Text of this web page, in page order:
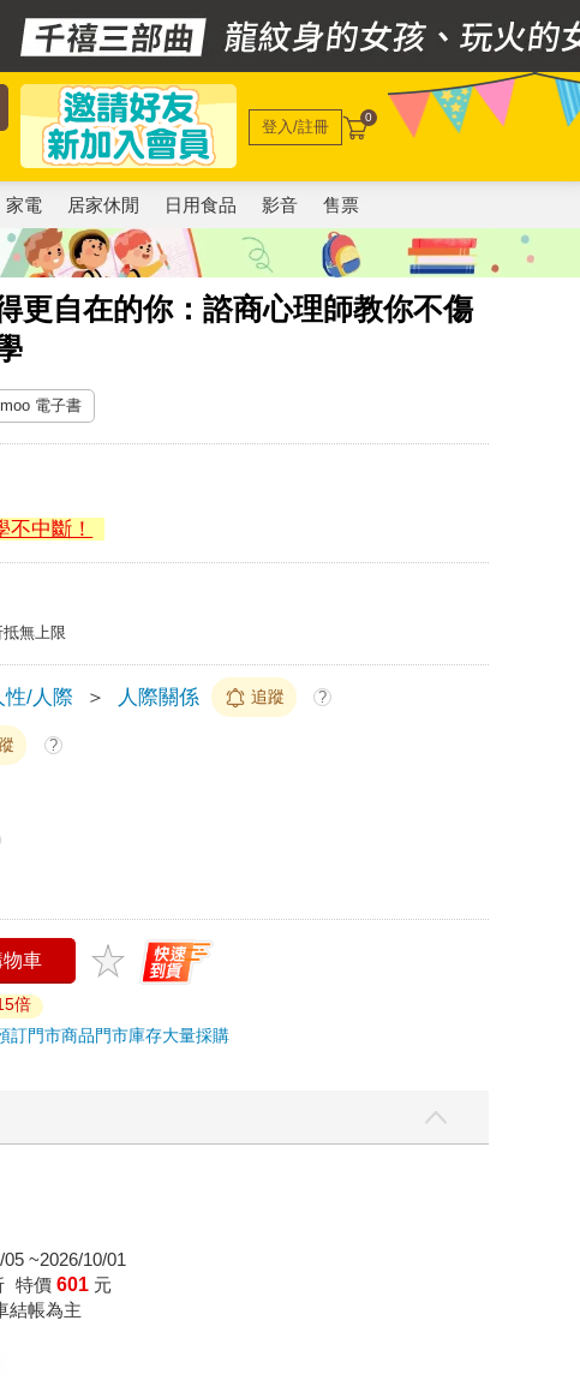
登入/註冊 0
家電 居家休閒 日用食品 影音 售票
更自在的你：諮商心理師教你不傷
電子書
中斷！
抵無上限
性/人際 ＞ 人際關係 追蹤 ?
?
物車
倍
訂門市商品門市庫存大量採購
~2026/10/01
特價 601 元
結帳為主